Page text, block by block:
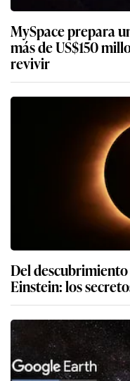
MySpace prepara
más de US$150
revivir
Del
Einstein: los